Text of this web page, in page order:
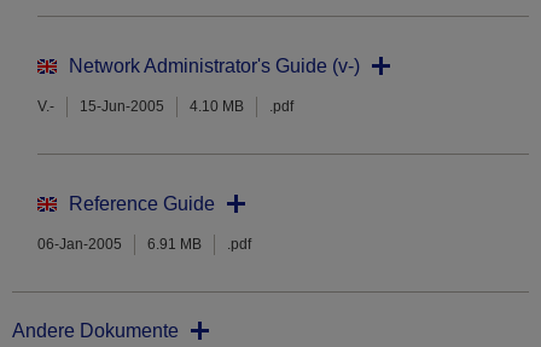
Network Administrator's Guide (v-)
V.- 15-Jun-2005 4.10 MB .pdf
Reference Guide
06-Jan-2005 6.91 MB .pdf
Andere Dokumente